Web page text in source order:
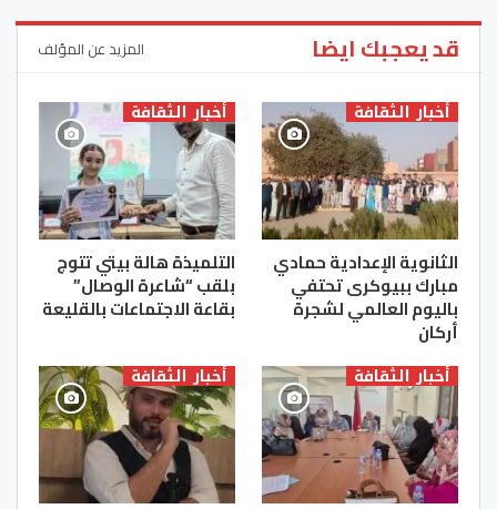
قد يعجبك ايضا المزيد عن المؤلف
أخبار الثقافة
الثانوية الإعدادية حمادي
مبارك ببيوكرى تحتفي
باليوم العالمي لشجرة
أركان
أخبار الثقافة
التلميذة هالة بيتي تتوج
بلقب “شاعرة الوصال”
بقاعة الاجتماعات بالقليعة
أخبار الثقافة أخبار الثقافة